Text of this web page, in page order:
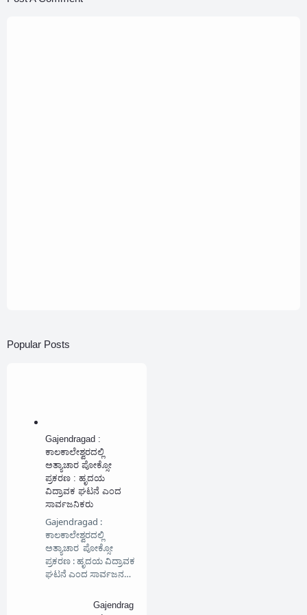
Popular Posts
Gajendragad :
ಕಾಲಕಾಲೇಶ್ವರದಲ್ಲಿ
ಅತ್ಯಾಚಾರ ಪೋಕ್ಸೋ
ಪ್ರಕರಣ : ಹೃದಯ
ವಿದ್ರಾವಕ ಘಟನೆ ಎಂದ
ಸಾರ್ವಜನಿಕರು
Gajendragad :
ಕಾಲಕಾಲೇಶ್ವರದಲ್ಲಿ
ಅತ್ಯಾಚಾರ ಪೋಕ್ಸೋ
ಪ್ರಕರಣ : ಹೃದಯ ವಿದ್ರಾವಕ
ಘಟನೆ ಎಂದ ಸಾರ್ವಜನ…
Gajendrag